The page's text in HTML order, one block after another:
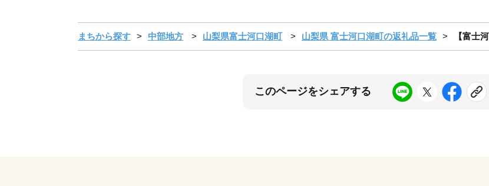
まちから探す 中部地方 山梨県富士河口湖町 山梨県 富士河口湖町の返礼品一覧 【富士
このページをシェアする